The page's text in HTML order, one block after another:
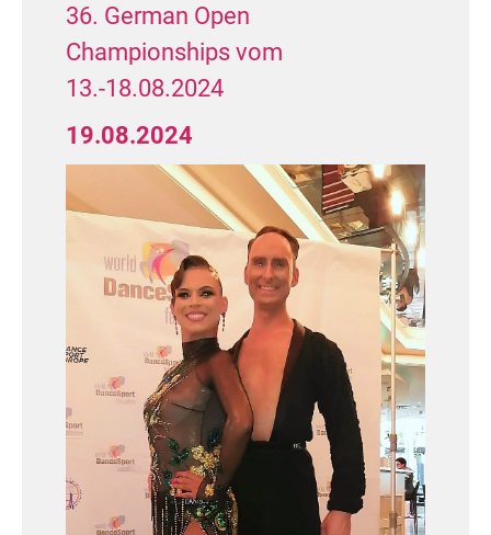
36. German Open
Championships vom
13.-18.08.2024
19.08.2024